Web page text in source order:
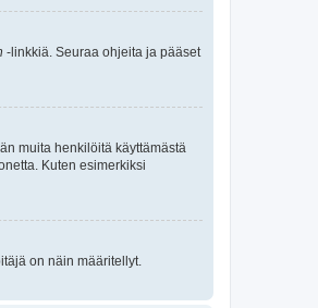
-linkkiä. Seuraa ohjeita ja pääset
muita henkilöitä käyttämästä
Kuten esimerkiksi
on näin määritellyt.